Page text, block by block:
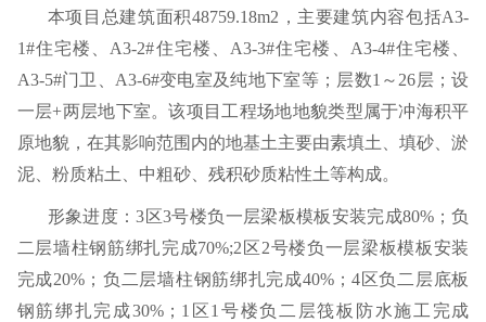
本项目总建筑面积48759.18m2 ，主要建筑内容包括A3-
1#住宅楼、 A3-2#住宅楼、 A3-3#住宅楼、 A3-4#住宅楼、
A3-5#门卫、 A3-6#变电室及纯地下室等；层数1 ～ 26层；设
一层+两层地下室。该项目工程场地地貌类型属于冲海积平
原地貌，在其影响范围内的地基土主要由素填土、填砂、淤
泥、粉质粘土、中粗砂、残积砂质粘性土等构成。
形象进度：3区3号楼负一层梁板模板安装完成80% ；负
二层墙柱钢筋绑扎完成70%;2 区2号楼负一层梁板模板安装
完成20% ；负二层墙柱钢筋绑扎完成40%； 4区负二层底板
钢筋绑扎完成30%； 1 区1 号楼负二层筏板防水施工完成